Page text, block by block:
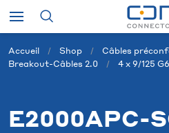
Accueil Shop
Câbles
Breakout-Câbles 2.0
4 x 9/125
E2000APC-